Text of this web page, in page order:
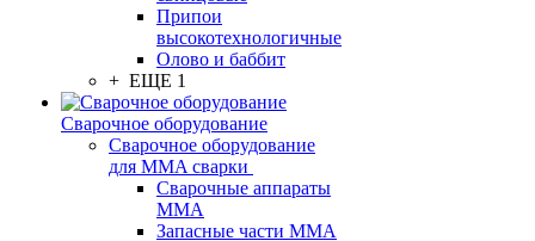
Припои
высокотехнологичные
Олово и баббит
+ ЕЩЕ 1
Сварочное оборудование
Сварочное оборудование
для MMA сварки
Сварочные аппараты
MMA
Запасные части MMA